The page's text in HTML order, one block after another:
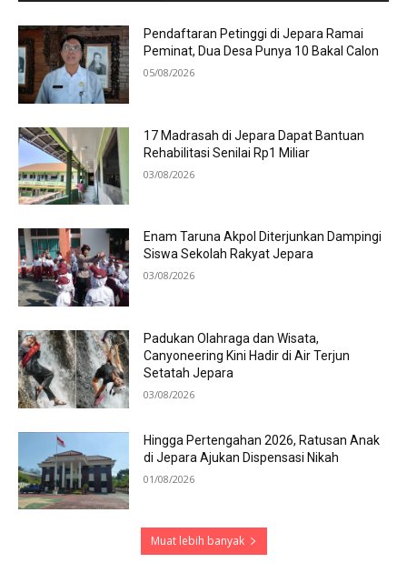
Pendaftaran Petinggi di Jepara Ramai
Peminat, Dua Desa Punya 10 Bakal Calon
05/08/2026
17 Madrasah di Jepara Dapat Bantuan
Rehabilitasi Senilai Rp1 Miliar
03/08/2026
Enam Taruna Akpol Diterjunkan Dampingi
Siswa Sekolah Rakyat Jepara
03/08/2026
Padukan Olahraga dan Wisata,
Canyoneering Kini Hadir di Air Terjun
Setatah Jepara
03/08/2026
Hingga Pertengahan 2026, Ratusan Anak
di Jepara Ajukan Dispensasi Nikah
01/08/2026
Muat lebih banyak